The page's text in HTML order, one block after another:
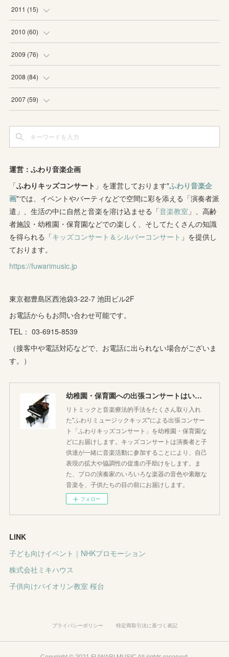
(1
(3)
(1
(1
(3)
(6
(2
(1
(2)
(1
(1
(2
(5
(6
2011 (15)
(3
(3
(1
(3
(2)
2010 (60)
(2
(2
(1
(8)
(5 )
(9
(1)
(6)
(5)
2009 (76)
(2
(9
(4
(7 )
(8
(8)
(3)
(7)
(10
2008 (84)
(16 )
(
(7)
(
(8)
(6)
(4)
(2)
(3)
2007 (59)
(
(7)
( 4)
5)
(7)
(9)
(3)
運営：ふわり音楽企画
「ふわりキッズコンサート 」を運営しております"ふわり音楽企
画"では、イベントやパーティなどで空間に彩を添える「演奏者派
遣」、生活の中に自然と音楽を溶け込ませる「音楽教室 」、高齢
者施設・幼稚園・保育園などでの楽しく、そしてたくさんの知識
を得られる「キッズコンサート＆シルバーコンサート 」を提供し
ております。
https://fuwarimusic.jp
東京都豊島区西池袋3-22-7 池田ビル2F
お電話からもお問い合わせ可能です。
TEL： 03-6915-8539
（接客中や電話対応などで、お電話に出られない場合がございま
す。）
幼稚園・保育園への出張コンサートはいかがですか♪
リトミックと音楽療法的手法をたくさん取り入れ
た"ふわりミュージックキッズ"による出張コンサー
ト「ふわりキッズコンサート」を幼稚園・保育園な
どにお届けします。キッズコンサートは演奏者と子
供達が一緒に音楽活動に参加することにより、自己
表現の拡大や協調性の促進の手助けをします。ま
た、プロの演奏家のいろいろな楽器の音色や素敵な
音楽を、子供たちの目の前にお届けします。
フォロー
LINK
子ども向けイベント｜NHKプロモーション
株式会社ミキハウス
子供向けバイオリン教室 桜台
プライバシーポリシー 特定商取引法に基づく表記